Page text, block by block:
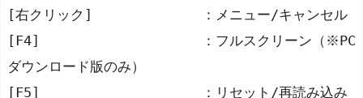
[右クリック]		：メニュー/キャンセル
[F4]			：フルスクリーン（※PC
ダウンロード版のみ）
[F5]			：リセット/再読み込み